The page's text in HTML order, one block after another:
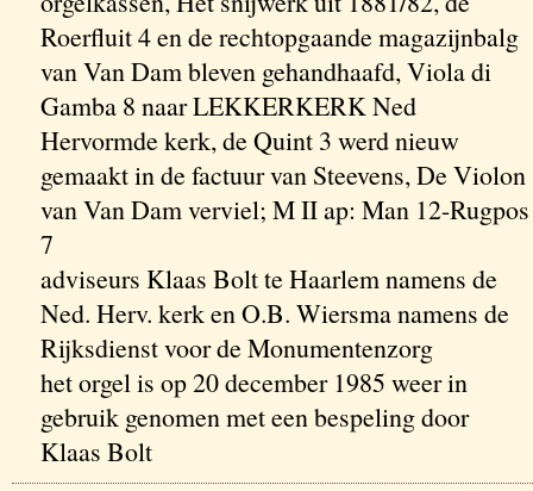
Roerfluit 4 en de rechtopgaande magazijnbalg
van Van Dam bleven gehandhaafd, Viola di
Gamba 8 naar LEKKERKERK Ned
Hervormde kerk, de Quint 3 werd nieuw
gemaakt in de factuur van Steevens, De Violon
van Van Dam verviel; M II ap: Man 12-Rugpos
7
adviseurs Klaas Bolt te Haarlem namens de
Ned. Herv. kerk en O.B. Wiersma namens de
Rijksdienst voor de Monumentenzorg
het orgel is op 20 december 1985 weer in
gebruik genomen met een bespeling door
Klaas Bolt